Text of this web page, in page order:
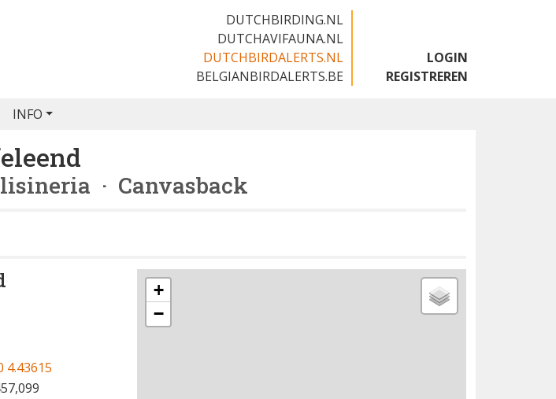
DUTCHBIRDING.NL
DUTCHAVIFAUNA.NL
DUTCHBIRDALERTS.NL
BELGIANBIRDALERTS.BE
LOGIN
REGISTREREN
INFO
· Canvasback
4.43615
+
−